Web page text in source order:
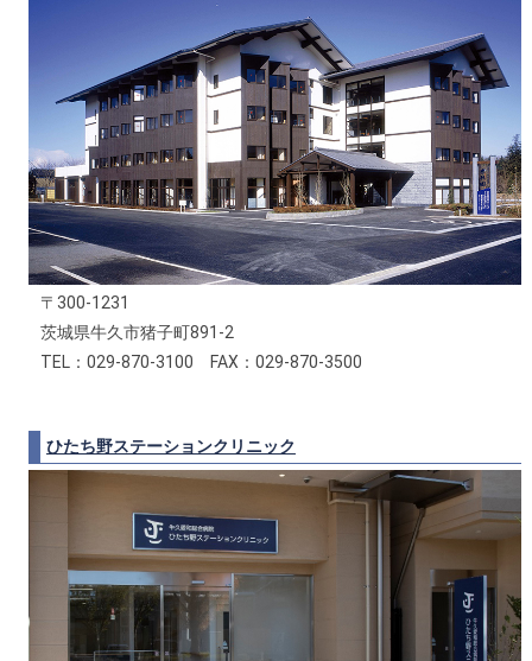
〒300-1231
茨城県牛久市猪子町891-2
TEL：029-870-3100 FAX：029-870-3500
ひたち野ステーションクリニック